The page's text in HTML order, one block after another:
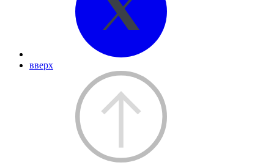
вверх